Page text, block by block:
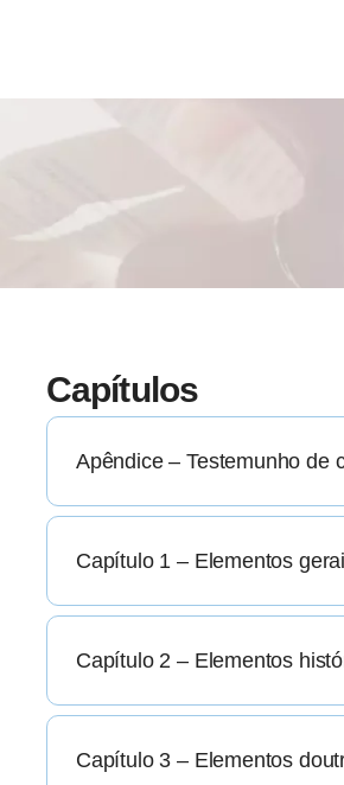
Capítulos
Apêndice – Testemunho de
Capítulo 1 – Elementos
Capítulo 2 – Elementos
Capítulo 3 – Elementos